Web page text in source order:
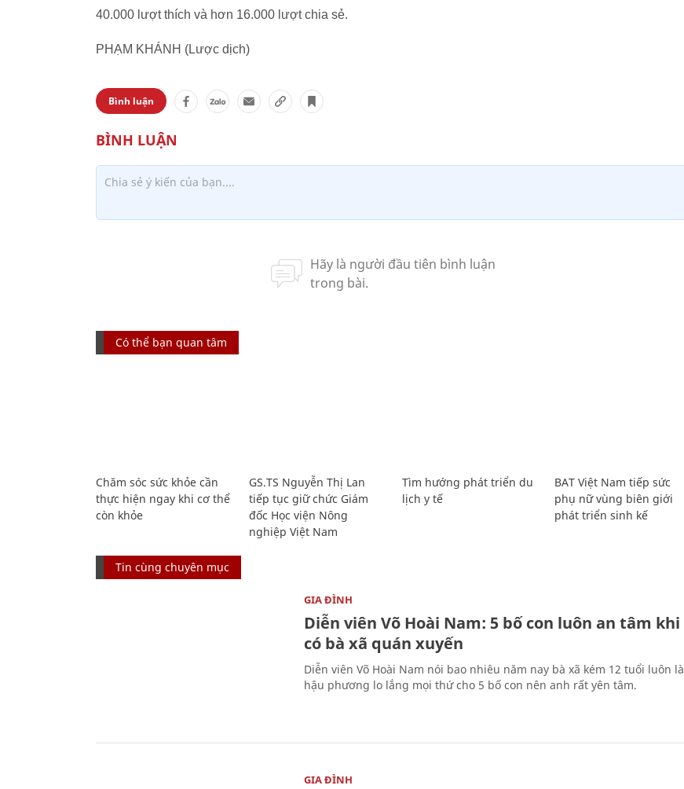
40.000 lượt thích và hơn 16.000 lượt chia sẻ.
PHẠM KHÁNH (Lược dịch)
Bình luận
Có thể bạn quan tâm
Chăm sóc sức khỏe cần
thực hiện ngay khi cơ thể
còn khỏe
GS.TS Nguyễn Thị Lan
tiếp tục giữ chức Giám
đốc Học viện Nông
nghiệp Việt Nam
Tìm hướng phát triển du
lịch y tế
BAT Việt Nam tiếp sức
phụ nữ vùng biên giới
phát triển sinh kế
Tin cùng chuyên mục
GIA ĐÌNH
Diễn viên Võ Hoài Nam: 5 bố con luôn an tâm khi
có bà xã quán xuyến
Diễn viên Võ Hoài Nam nói bao nhiêu năm nay bà xã kém 12 tuổi luôn là
hậu phương lo lắng mọi thứ cho 5 bố con nên anh rất yên tâm.
GIA ĐÌNH